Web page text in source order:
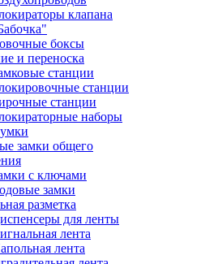
клапана
боксы
и переноска
станции
станции
станции
наборы
замки общего
с ключами
замки
разметка
для ленты
лента
лента